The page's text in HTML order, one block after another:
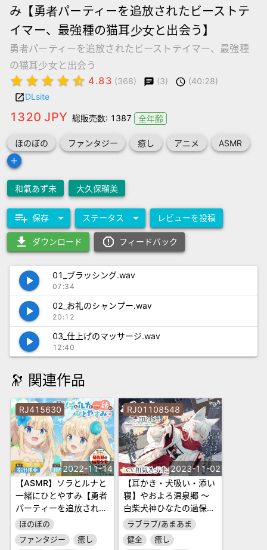
み【勇者パーティーを追放されたビーストテ
イマー、最強種の猫耳少女と出会う】
勇者パーティーを追放されたビーストテイマー、最強種
の猫耳少女と出会う
star star star star star_half 4.83 (368) chat (3) schedule (40:28)
launchDLsite
1320 JPY 総販売数: 1387 全年齢
ほのぼの ファンタジー 癒し アニメ
ASMR
add
和氣あず未 大久保瑠美
playlist_add 保存 arrow_drop_down ステータス arrow_drop_down レビューを投稿
download ダウンロード report_gmailerrorred フィードバック
play_arrow 01_ブラッシング.wav
07:34
play_arrow 02_お礼のシャンプー.wav
20:12
play_arrow 03_仕上げのマッサージ.wav
12:40
🔭 関連作品
RJ415630
2022-11-14
【ASMR】ソラとルナと
一緒にひとやすみ【勇者
パーティーを追放された
ビーストテイマー、最強
種の猫耳少女と出会う】
ほのぼの
ファンタジー
癒し
RJ01108548
2023-11-02
【耳かき・犬吸い・添い
寝】やおよろ温泉郷 ～
白柴犬神ひなたの過保護
なあなた専用ぽかぽかお
姉さんの溺愛ご奉仕～
【CV.和氣あず未】
ラブラブ/あまあま
健全
癒し